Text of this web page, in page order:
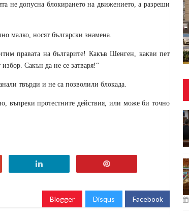
не допусна блокирането на движението, a разреши
малко, носят български знамена.
правата на българите! Какъв Шенген, какви пет
Сакън да не се затваря!“
твърди и не са позволили блокада.
въпреки протестните действия, или може би точно
Blogger Disqus Facebook